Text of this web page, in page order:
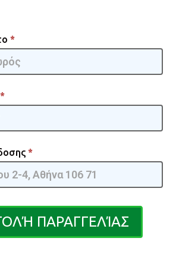
*
*
*
ΠΑΡΑΓΓΕΛΊΑΣ